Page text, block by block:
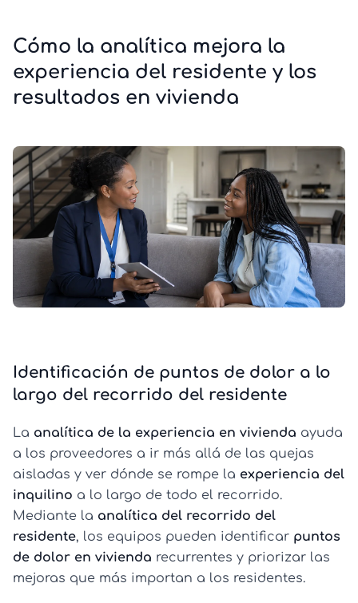
Cómo la analítica mejora la
experiencia del residente y los
resultados en vivienda
Identificación de puntos de dolor a lo
largo del recorrido del residente
La analítica de la experiencia en vivienda ayuda
a los proveedores a ir más allá de las quejas
aisladas y ver dónde se rompe la experiencia del
inquilino a lo largo de todo el recorrido.
Mediante la analítica del recorrido del
residente, los equipos pueden identificar puntos
de dolor en vivienda recurrentes y priorizar las
mejoras que más importan a los residentes.